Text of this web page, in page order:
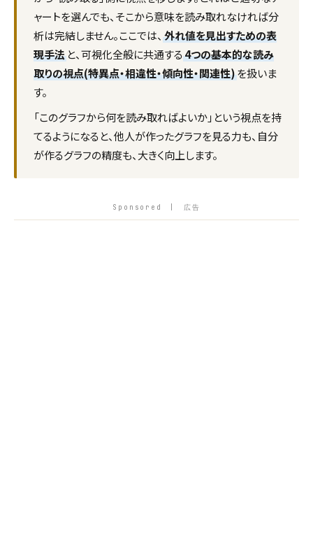
ャートを選んでも、そこから意味を読み取れなければ分
析は完結しません。ここでは、 外れ値を見出すための表
現手法 と、可視化全般に共通する4つの基本的な読み
取りの視点(特異点・相違性・傾向性・関連性)を扱いま
す。
「このグラフから何を読み取ればよいか」という視点を持
てるようになると、他人が作ったグラフを見る力も、自分
が作るグラフの精度も、大きく向上します。